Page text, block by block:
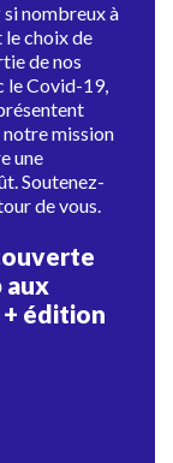
si nombreux à
le choix de
de nos
le Covid-19,
mission
une
Soutenez-
de vous.
aux
édition